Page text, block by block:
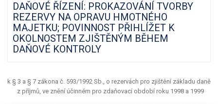
DAŇOVÉ ŘÍZENÍ: PROKAZOVÁNÍ TVORBY
REZERVY NA OPRAVU HMOTNÉHO
MAJETKU; POVINNOST PŘIHLÍŽET K
OKOLNOSTEM ZJIŠTĚNÝM BĚHEM
DAŇOVÉ KONTROLY
k § 3 a § 7 zákona č. 593/1992 Sb., o rezervách pro zjištění základu daně
z příjmů, ve znění účinném pro zdaňovací období roku 1998 a 1999